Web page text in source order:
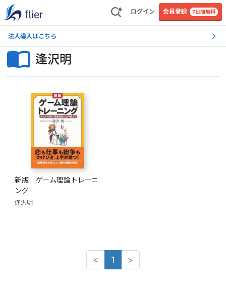
ログイン 会員登録 7日間無料
法人導入はこちら
逢沢明
新版 ゲーム理論トレーニ
ング
逢沢明
< 1 >